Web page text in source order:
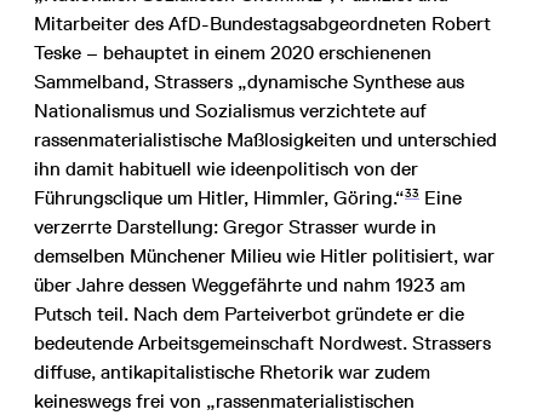
Mitarbeiter des AfD-Bundestagsabgeordneten Robert
Teske – behauptet in einem 2020 erschienenen
Sammelband, Strassers „dynamische Synthese aus
Nationalismus und Sozialismus verzichtete auf
rassenmaterialistische Maßlosigkeiten und unterschied
ihn damit habituell wie ideenpolitisch von der
Führungsclique um Hitler, Himmler, Göring.“33 Eine
verzerrte Darstellung: Gregor Strasser wurde in
demselben Münchener Milieu wie Hitler politisiert, war
über Jahre dessen Weggefährte und nahm 1923 am
Putsch teil. Nach dem Parteiverbot gründete er die
bedeutende Arbeitsgemeinschaft Nordwest. Strassers
diffuse, antikapitalistische Rhetorik war zudem
keineswegs frei von „rassenmaterialistischen